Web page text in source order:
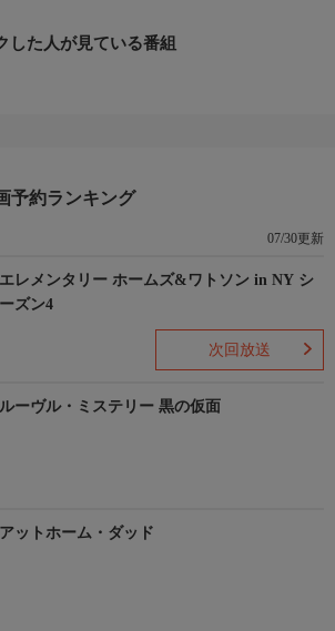
した人が見ている番組
予約ランキング
07/30更新
エレメンタリー ホームズ&ワトソン in NY シ
ーズン4
次回放送
ルーヴル・ミステリー 黒の仮面
アットホーム・ダッド